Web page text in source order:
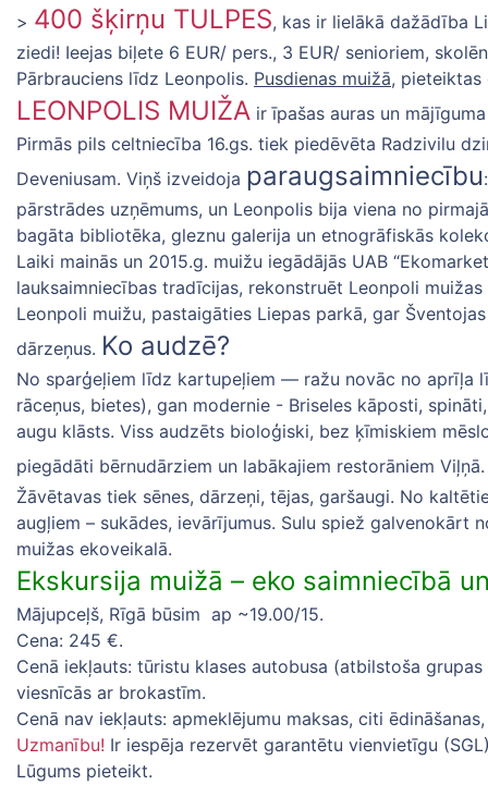
> 400 šķirņu TULPES, kas ir lielākā dažādība
ziedi! Ieejas biļete 6 EUR/ pers., 3 EUR/ senioriem,
Pārbrauciens līdz Leonpolis. Pusdienas muižā, pieteiktas
LEONPOLIS MUIŽA ir īpašas auras un
Pirmās pils celtniecība 16.gs. tiek piedēvēta Radzivilu
Deveniusam. Viņš izveidoja paraugsaimniecību
pārstrādes uzņēmums, un Leonpolis bija viena no
bagāta bibliotēka, gleznu galerija un etnogrāfiskās
Laiki mainās un 2015.g. muižu iegādājās UAB
lauksaimniecības tradīcijas, rekonstruēt Leonpoli
Leonpoli muižu, pastaigāties Liepas parkā, gar
dārzeņus. Ko audzē?
No sparģeļiem līdz kartupeļiem — ražu novāc no aprīļa
rāceņus, bietes), gan modernie - Briseles kāposti,
augu klāsts. Viss audzēts bioloģiski, bez ķīmiskiem
piegādāti bērnudārziem un labākajiem restorāniem
Žāvētavas tiek sēnes, dārzeņi, tējas, garšaugi. No
augļiem – sukādes, ievārījumus. Sulu spiež
muižas ekoveikalā.
Ekskursija muižā – eko saimniecībā
Mājupceļš, Rīgā būsim ap ~19.00/15.
Cena: 245 €.
Cenā iekļauts: tūristu klases autobusa (atbilstoša
viesnīcās ar brokastīm.
Cenā nav iekļauts: apmeklējumu maksas, citi
Uzmanību! Ir iespēja rezervēt garantētu vienvietīgu
Lūgums pieteikt.